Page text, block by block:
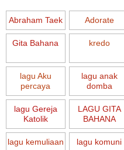
Abraham Taek Adorate
Gita Bahana kredo
lagu Aku
percaya
lagu anak
domba
lagu Gereja
Katolik
LAGU GITA
BAHANA
lagu kemuliaan lagu komuni